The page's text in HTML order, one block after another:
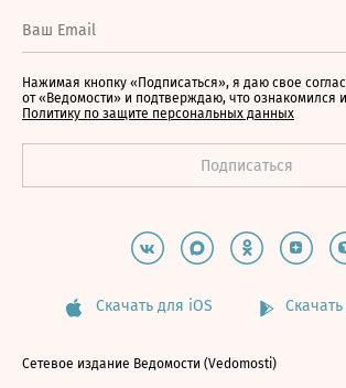
Нажимая кнопку «Подписаться», я даю свое
от «Ведомости» и подтверждаю, что ознакомился
Политику по защите персональных данных
Скачать для iOS
Сетевое издание Ведомости (Vedomosti)